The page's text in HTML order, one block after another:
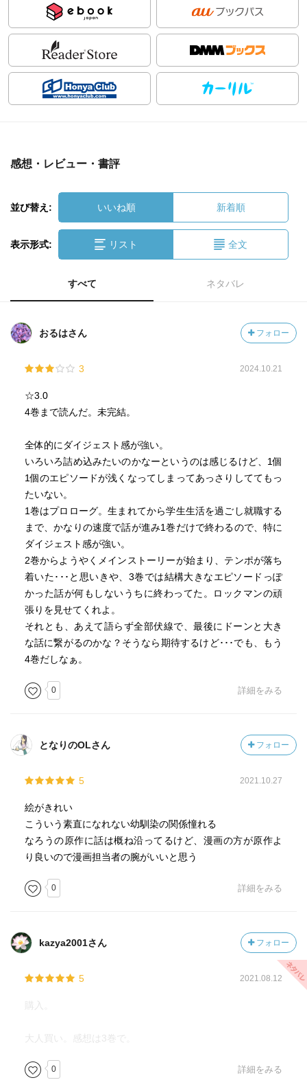
感想・レビュー・書評
並び替え: いいね順 新着順
表示形式: リスト 全文
すべて ネタバレ
おるはさん フォロー
3 2024.10.21
☆3.0
4巻まで読んだ。未完結。
全体的にダイジェスト感が強い。
いろいろ詰め込みたいのかなーというのは感じるけど、1個
1個のエピソードが浅くなってしまってあっさりしててもっ
たいない。
1巻はプロローグ。生まれてから学生生活を過ごし就職する
まで、かなりの速度で話が進み1巻だけで終わるので、特に
ダイジェスト感が強い。
2巻からようやくメインストーリーが始まり、テンポが落ち
着いた･･･と思いきや、3巻では結構大きなエピソードっぽ
かった話が何もしないうちに終わってた。ロックマンの頑
張りを見せてくれよ。
それとも、あえて語らず全部伏線で、最後にドーンと大き
な話に繋がるのかな？そうなら期待するけど･･･でも、もう
4巻だしなぁ。
0 詳細をみる
となりのOLさん フォロー
5 2021.10.27
絵がきれい
こういう素直になれない幼馴染の関係憧れる
なろうの原作に話は概ね沿ってるけど、漫画の方が原作よ
り良いので漫画担当者の腕がいいと思う
0 詳細をみる
kazya2001さん フォロー
5 2021.08.12
購入。
大人買い。感想は3巻で。
0 詳細をみる